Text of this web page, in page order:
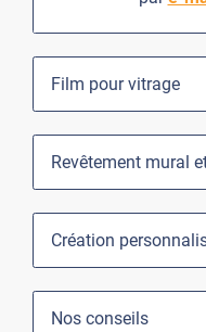
Film pour vitrage
Revêtement mural
Création
Nos conseils